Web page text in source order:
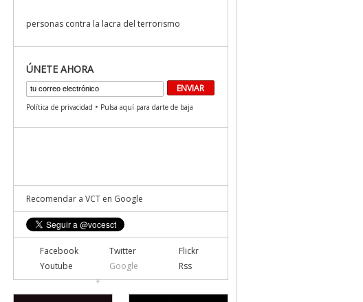
personas contra la lacra del terrorismo
ÚNETE AHORA
Política de privacidad • Pulsa aquí para darte de baja
Recomendar a VCT en Google
Facebook Twitter
Flickr
Youtube
Google
+
Rss